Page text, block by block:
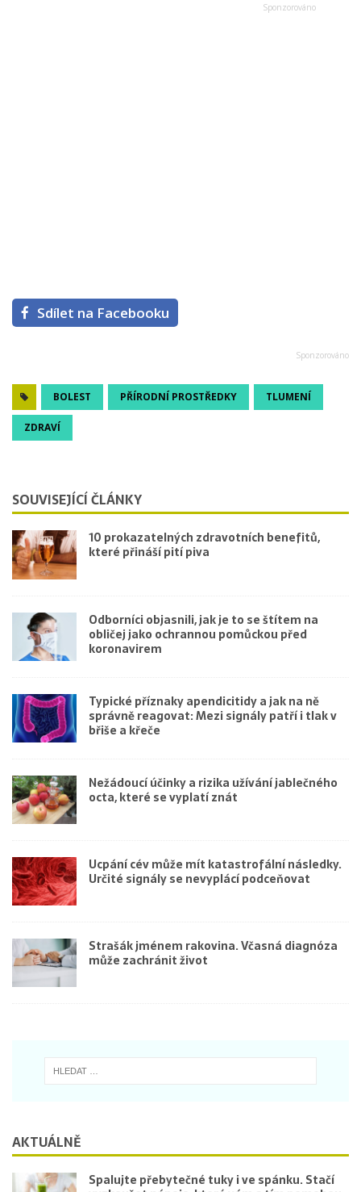
Sdílet na Facebooku
BOLEST PŘÍRODNÍ PROSTŘEDKY TLUMENÍ
ZDRAVÍ
SOUVISEJÍCÍ ČLÁNKY
10 prokazatelných zdravotních benefitů,
které přináší pití piva
Odborníci objasnili, jak je to se štítem na
obličej jako ochrannou pomůckou před
koronavirem
Typické příznaky apendicitidy a jak na ně
správně reagovat: Mezi signály patří i tlak v
břiše a křeče
Nežádoucí účinky a rizika užívání jablečného
octa, které se vyplatí znát
Ucpání cév může mít katastrofální následky.
Určité signály se nevyplácí podceňovat
Strašák jménem rakovina. Včasná diagnóza
může zachránit život
AKTUÁLNĚ
Spalujte přebytečné tuky i ve spánku. Stačí